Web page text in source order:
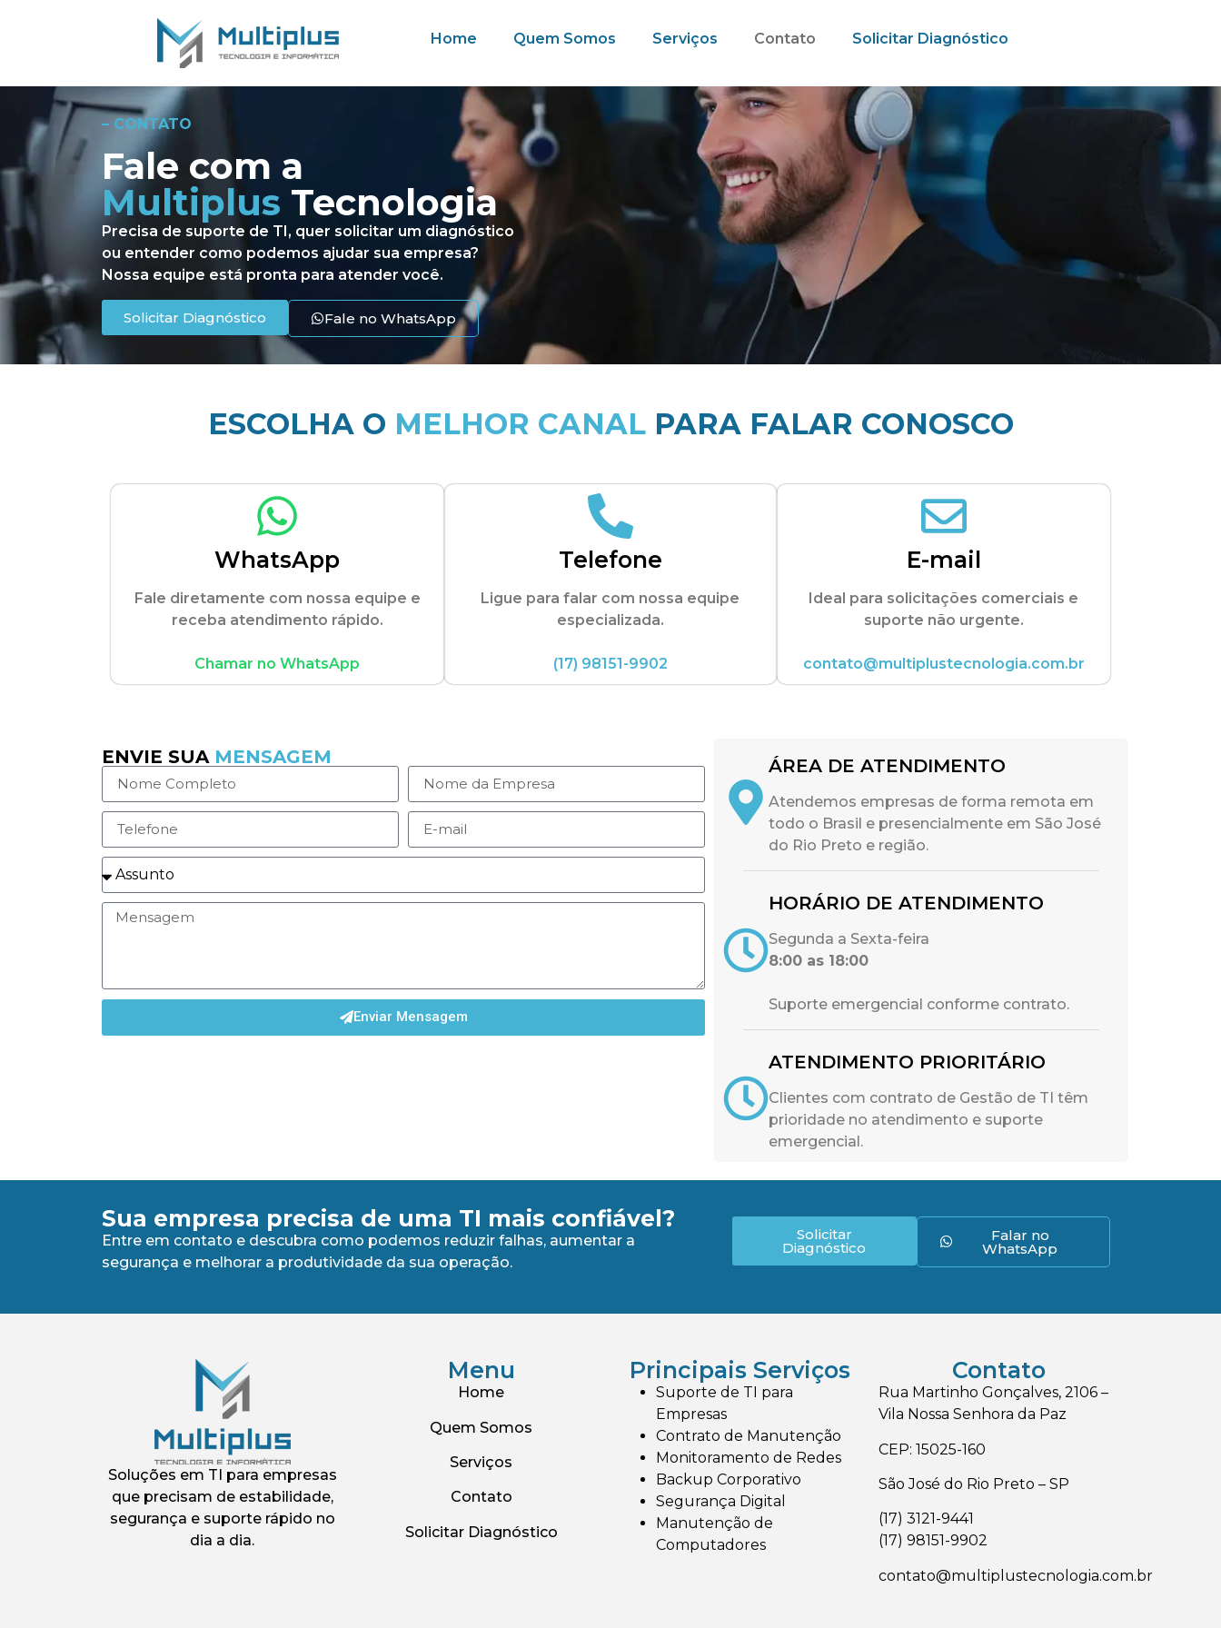
Home Quem Somos Serviços Contato Solicitar Diagnóstico
– CONTATO
Fale com a
Multiplus Tecnologia
Precisa de suporte de TI, quer solicitar um diagnóstico
ou entender como podemos ajudar sua empresa?
Nossa equipe está pronta para atender você.
Solicitar Diagnóstico Fale no WhatsApp
ESCOLHA O MELHOR CANALPARA FALAR CONOSCO
WhatsApp
Fale diretamente com nossa equipe e
receba atendimento rápido.
Chamar no WhatsApp
Telefone
Ligue para falar com nossa equipe
especializada.
(17) 98151-9902
E-mail
Ideal para solicitações comerciais e
suporte não urgente.
contato@multiplustecnologia.com.br
ENVIE SUA MENSAGEM
Enviar Mensagem
ÁREA DE ATENDIMENTO
Atendemos empresas de forma remota em
todo o Brasil e presencialmente em São José
do Rio Preto e região.
HORÁRIO DE ATENDIMENTO
Segunda a Sexta-feira
8:00 as 18:00
Suporte emergencial conforme contrato.
ATENDIMENTO PRIORITÁRIO
Clientes com contrato de Gestão de TI têm
prioridade no atendimento e suporte
emergencial.
Sua empresa precisa de uma TI mais confiável?
Entre em contato e descubra como podemos reduzir falhas, aumentar a
segurança e melhorar a produtividade da sua operação.
Solicitar
Diagnóstico
Falar no
WhatsApp
Soluções em TI para empresas
que precisam de estabilidade,
segurança e suporte rápido no
dia a dia.
Menu
Home
Quem Somos
Serviços
Contato
Solicitar Diagnóstico
Principais Serviços
Suporte de TI para
Empresas
Contrato de Manutenção
Monitoramento de Redes
Backup Corporativo
Segurança Digital
Manutenção de
Computadores
Contato
Rua Martinho Gonçalves, 2106 –
Vila Nossa Senhora da Paz
CEP: 15025-160
São José do Rio Preto – SP
(17) 3121-9441
(17) 98151-9902
contato@multiplustecnologia.com.br